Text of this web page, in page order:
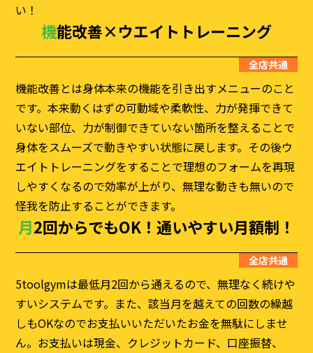
い！
機能改善×ウエイトトレーニング
全店共通
機能改善とは身体本来の機能を引き出すメニューのこと
です。本来動くはずの可動域や柔軟性、力が発揮できて
いない部位、力が制御できていない箇所を整えることで
身体をスムーズで動きやすい状態に戻します。その後ウ
エイトトレーニングをすることで理想のフォームを再現
しやすくなるので効率が上がり、無理な動きも無いので
怪我を防止することができます。
月2回からでもOK！ 通いやすい月額制！
全店共通
5toolgymは最低月2回から通えるので、無理なく続けや
すいシステムです。また、該当月を越えての回数の繰越
しもOKなのでお支払いいただいたお金を無駄にしませ
ん。お支払いは現金、クレジットカード、口座振替、